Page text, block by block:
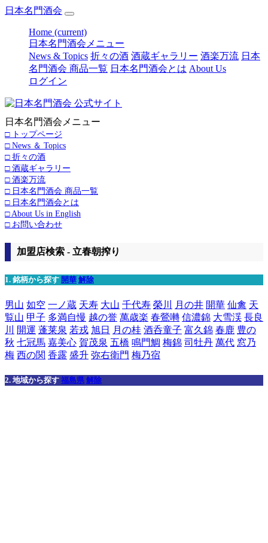
日本名門酒会
Home (current)
日本名門酒会メニュー
News & Topics 折々の酒 酒蔵ギャラリー 酒楽万流 日本
名門酒会 商品一覧 日本名門酒会とは About Us
ログイン
日本名門酒会メニュー
□ トップページ
□ News ＆ Topics
□ 折々の酒
□ 酒蔵ギャラリー
□ 酒楽万流
□ 日本名門酒会 商品一覧
□ 日本名門酒会とは
□ About Us in English
□ お問い合わせ
加盟店検索 - 立春朝搾り
1. 銘柄から探す 開華 解除
男山 如空 一ノ蔵 天寿 大山 千代寿 榮川 月の井 開華 仙禽 天
覧山 甲子 多満自慢 越の誉 萬歳楽 春鶯囀 信濃錦 大雪渓 長良
川
開運 蓬莱泉 若戎 旭日 月の桂 酒呑童子 富久錦 春鹿 豊の
秋 七冠馬 嘉美心 賀茂泉 五橋 鳴門鯛 梅錦 司牡丹 萬代 窓乃
梅 西の関 香露 盛升 弥右衛門 梅乃宿
2. 地域から探す 福島県 解除